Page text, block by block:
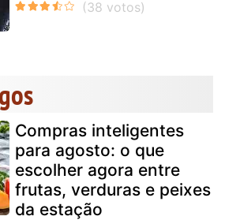
Compras inteligentes
para agosto: o que
escolher agora entre
frutas, verduras e peixes
da estação